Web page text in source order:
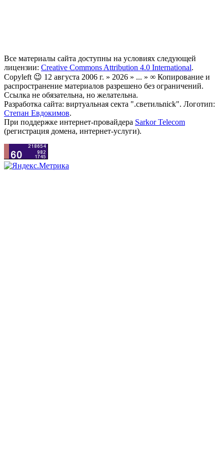
Все материалы сайта доступны на условиях следующей
лицензии: Creative Commons Attribution 4.0 International.
Copyleft 😉 12 августа 2006 г. » 2026 » ... » ∞ Копирование и
распространение материалов разрешено без ограничений.
Ссылка не обязательна, но желательна.
Разработка сайта: виртуальная секта ".светильnick". Логотип:
Степан Евдокимов.
При поддержке интернет-провайдера Sarkor Telecom
(регистрация домена, интернет-услуги).